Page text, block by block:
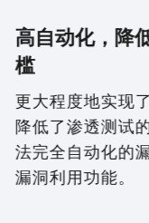
高自动化，降
槛
更大程度地实现
降低了渗透测试
法完全自动化的
漏洞利用功能。